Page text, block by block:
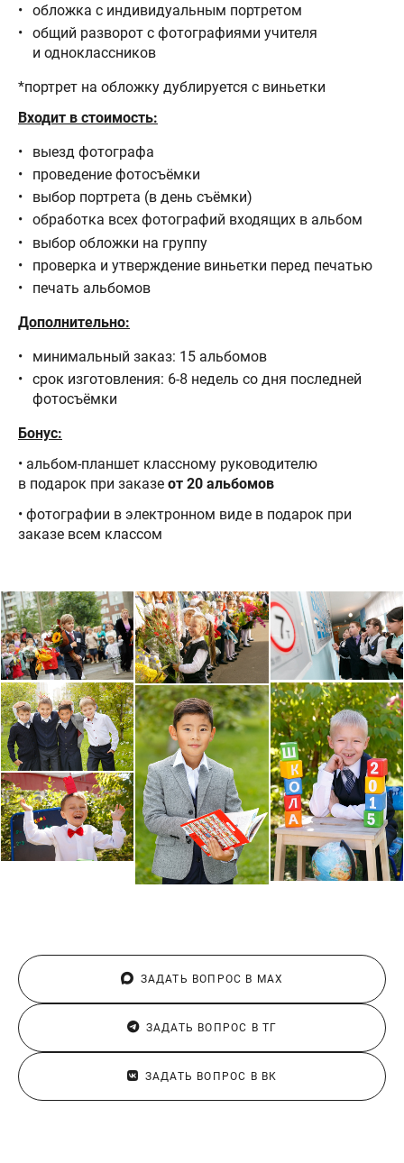
обложка с индивидуальным портретом
общий разворот с фотографиями учителя
и одноклассников
*портрет на обложку дублируется с виньетки
Входит в стоимость:
выезд фотографа
проведение фотосъёмки
выбор портрета (в день съёмки)
обработка всех фотографий входящих в альбом
​выбор обложки на группу
проверка и утверждение виньетки перед печатью
печать альбомов
Дополнительно:
​минимальный заказ: 15 альбомов
срок изготовления: 6-8 недель со дня последней
фотосъёмки
Бонус:
• альбом-планшет классному руководителю
в подарок при заказе от 20 альбомов
• фотографии в электронном виде в подарок при
заказе всем классом
ЗАДАТЬ ВОПРОС В МАХ
ЗАДАТЬ ВОПРОС В ТГ
ЗАДАТЬ ВОПРОС В ВК